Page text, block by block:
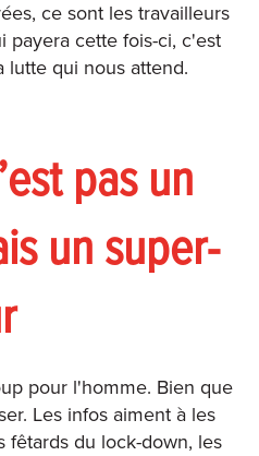
ce sont les travailleurs
payera cette fois-ci, c'est
lutte qui nous attend.
pas un
un super-
pour l'homme. Bien que
Les infos aiment à les
fêtards du lock-down, les